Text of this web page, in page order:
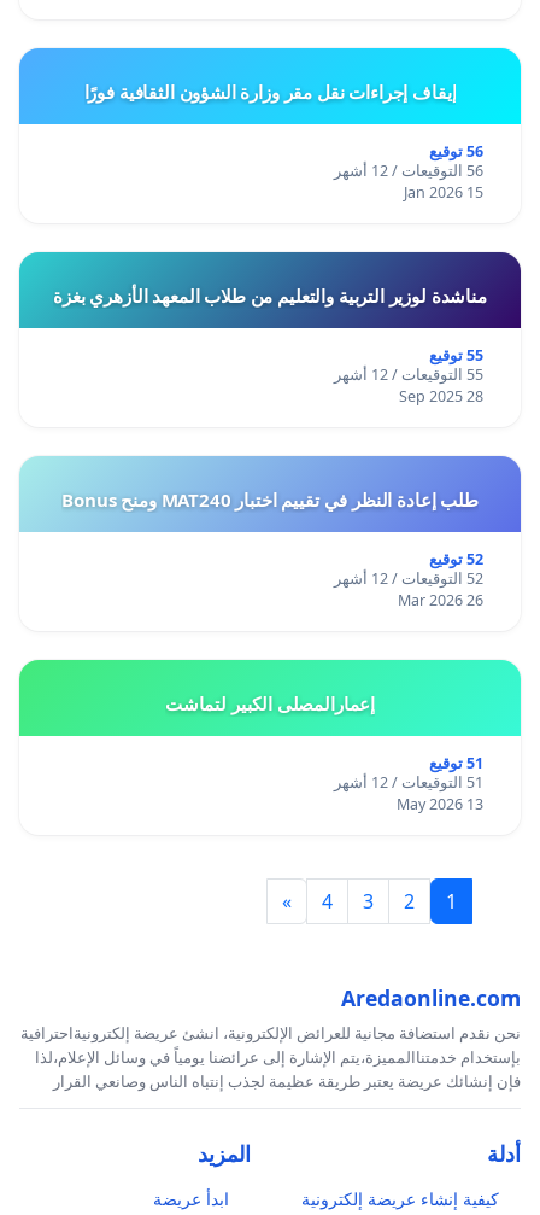
إيقاف إجراءات نقل مقر وزارة الشؤون الثقافية فورًا
56 توقيع
56 التوقيعات / 12 أشهر
15 Jan 2026
مناشدة لوزير التربية والتعليم من طلاب المعهد الأزهري بغزة
55 توقيع
55 التوقيعات / 12 أشهر
28 Sep 2025
طلب إعادة النظر في تقييم اختبار MAT240 ومنح Bonus
52 توقيع
52 التوقيعات / 12 أشهر
26 Mar 2026
إعمارالمصلى الكبير لتماشت
51 توقيع
51 التوقيعات / 12 أشهر
13 May 2026
1
2
3
4
»
Aredaonline.com
نحن نقدم استضافة مجانية للعرائض الإلكترونية، انشئ عريضة إلكترونيةاحترافية
بإستخدام خدمتناالمميزة،يتم الإشارة إلى عرائضنا يومياً في وسائل الإعلام،لذا
فإن إنشائك عريضة يعتبر طريقة عظيمة لجذب إنتباه الناس وصانعي القرار
أدلة
كيفية إنشاء عريضة إلكترونية
المزيد
ابدأ عريضة